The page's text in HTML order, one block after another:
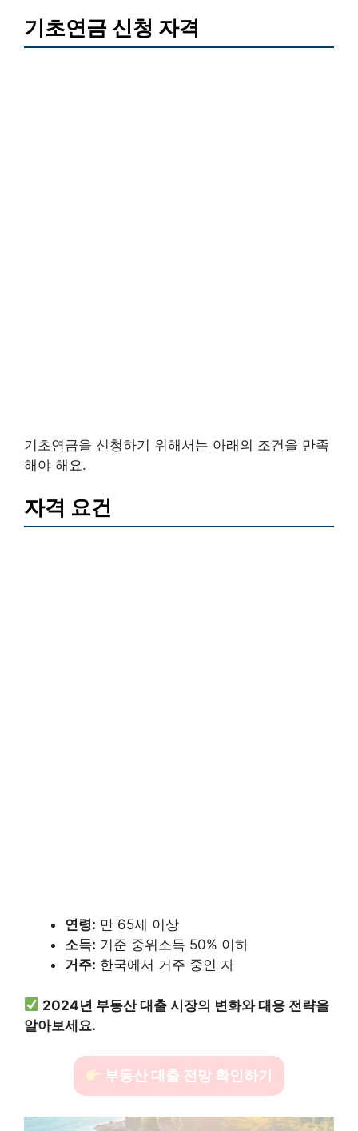
기초연금 신청 자격
기초연금을 신청하기 위해서는 아래의 조건을 만족
해야 해요.
자격 요건
연령: 만 65세 이상
소득: 기준 중위소득 50% 이하
거주: 한국에서 거주 중인 자
2024년 부동산 대출 시장의 변화와 대응 전략을
알아보세요.
부동산 대출 전망 확인하기